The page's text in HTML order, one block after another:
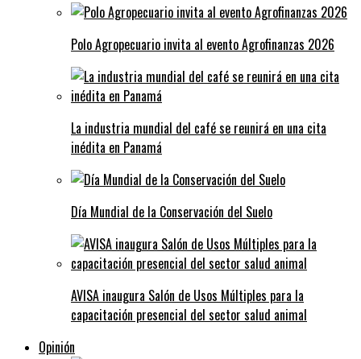
Polo Agropecuario invita al evento Agrofinanzas 2026
La industria mundial del café se reunirá en una cita
inédita en Panamá
Día Mundial de la Conservación del Suelo
AVISA inaugura Salón de Usos Múltiples para la
capacitación presencial del sector salud animal
Opinión